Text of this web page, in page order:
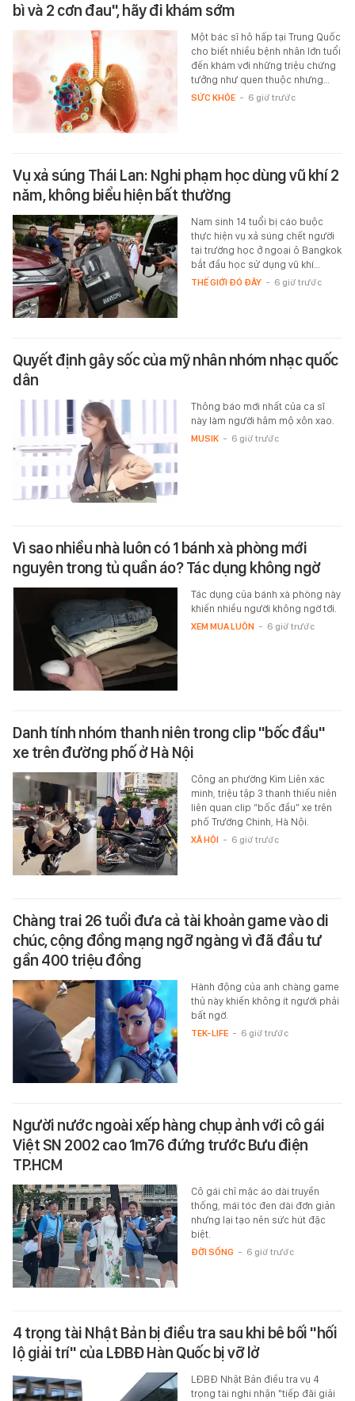
bì và 2 cơn đau", hãy đi khám sớm
Một bác sĩ hô hấp tại Trung Quốc
cho biết nhiều bệnh nhân lớn tuổi
đến khám với những triệu chứng
tưởng như quen thuộc nhưng…
SỨC KHỎE - 6 giờ trước
Vụ xả súng Thái Lan: Nghi phạm học dùng vũ khí 2
năm, không biểu hiện bất thường
Nam sinh 14 tuổi bị cáo buộc
thực hiện vụ xả súng chết người
tại trường học ở ngoại ô Bangkok
bắt đầu học sử dụng vũ khí…
THẾ GIỚI ĐÓ ĐÂY - 6 giờ trước
Quyết định gây sốc của mỹ nhân nhóm nhạc quốc
dân
Thông báo mới nhất của ca sĩ
này làm người hâm mộ xôn xao.
MUSIK - 6 giờ trước
Vì sao nhiều nhà luôn có 1 bánh xà phòng mới
nguyên trong tủ quần áo? Tác dụng không ngờ
Tác dụng của bánh xà phòng này
khiến nhiều người không ngờ tới.
XEM MUA LUÔN - 6 giờ trước
Danh tính nhóm thanh niên trong clip "bốc đầu"
xe trên đường phố ở Hà Nội
Công an phường Kim Liên xác
minh, triệu tập 3 thanh thiếu niên
liên quan clip “bốc đầu” xe trên
phố Trường Chinh, Hà Nội.
XÃ HỘI - 6 giờ trước
Chàng trai 26 tuổi đưa cả tài khoản game vào di
chúc, cộng đồng mạng ngỡ ngàng vì đã đầu tư
gần 400 triệu đồng
Hành động của anh chàng game
thủ này khiến không ít người phải
bất ngờ.
TEK-LIFE - 6 giờ trước
Người nước ngoài xếp hàng chụp ảnh với cô gái
Việt SN 2002 cao 1m76 đứng trước Bưu điện
TP.HCM
Cô gái chỉ mặc áo dài truyền
thống, mái tóc đen dài đơn giản
nhưng lại tạo nên sức hút đặc
biệt.
ĐỜI SỐNG - 6 giờ trước
4 trọng tài Nhật Bản bị điều tra sau khi bê bối "hối
lộ giải trí" của LĐBĐ Hàn Quốc bị vỡ lở
LĐBĐ Nhật Bản điều tra vụ 4
trọng tài nghi nhận "tiếp đãi giải